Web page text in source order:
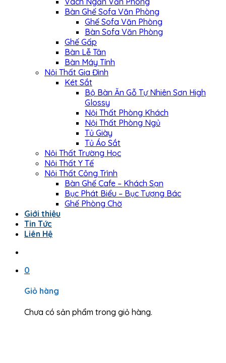
Bàn Ghế Sofa Văn Phòng
Ghế Sofa Văn Phòng
Bàn Sofa Văn Phòng
Ghế Gấp
Bàn Lễ Tân
Bàn Máy Tính
Nội Thất Gia Đình
Két Sắt
Bộ Bàn Ăn Gỗ Tự Nhiên Sơn High
Glossy
Nội Thất Phòng Khách
Nội Thất Phòng Ngủ
Tủ Giày
Tủ Áo Sắt
Nội Thất Trường Học
Nội Thất Y Tế
Nội Thất Công Trình
Bàn Ghế Cafe – Khách Sạn
Bục Phát Biểu – Bục Tượng Bác
Ghế Phòng Chờ
Giới thiệu
Tin Tức
Liên Hệ
0
Giỏ hàng
Chưa có sản phẩm trong giỏ hàng.